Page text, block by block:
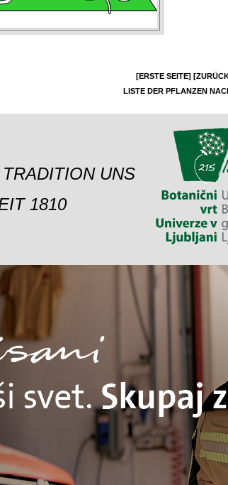
[ERSTE SEITE]
LISTE DER PFLANZEN
UNS
1810